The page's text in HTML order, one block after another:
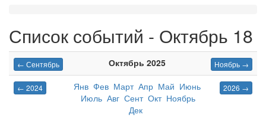
Список событий - Октябрь 18
← Сентябрь Октябрь 2025 Ноябрь →
← 2024 Янв Фев Март Апр Май Июнь
Июль Авг Сент Окт Ноябрь
Дек
2026 →